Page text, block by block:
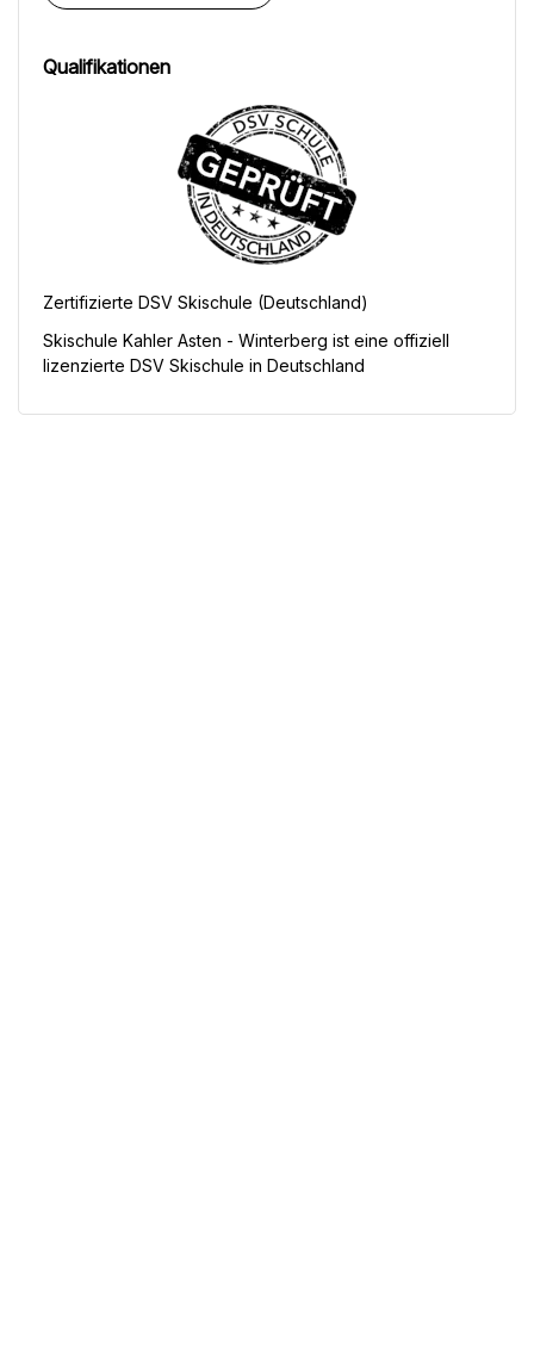
Qualifikationen
Zertifizierte DSV Skischule (Deutschland)
Skischule Kahler Asten - Winterberg ist eine offiziell
lizenzierte DSV Skischule in Deutschland